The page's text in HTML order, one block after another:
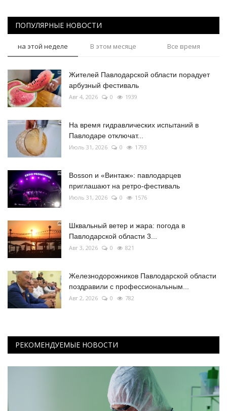
ПОПУЛЯРНЫЕ НОВОСТИ
на этой неделе В этом месяце Все время
Жителей Павлодарской области порадует
арбузный фестиваль
Авг 4, 2026 0 1939
На время гидравлических испытаний в
Павлодаре отключат...
Июль 31, 2026 0 1793
Bosson и «Винтаж»: павлодарцев
приглашают на ретро-фестиваль
Июль 31, 2026 0 1576
Шквальный ветер и жара: погода в
Павлодарской области 3...
Авг 3, 2026 0 821
Железнодорожников Павлодарской области
поздравили с профессиональным...
Авг 2, 2026 0 782
РЕКОМЕНДУЕМЫЕ НОВОСТИ